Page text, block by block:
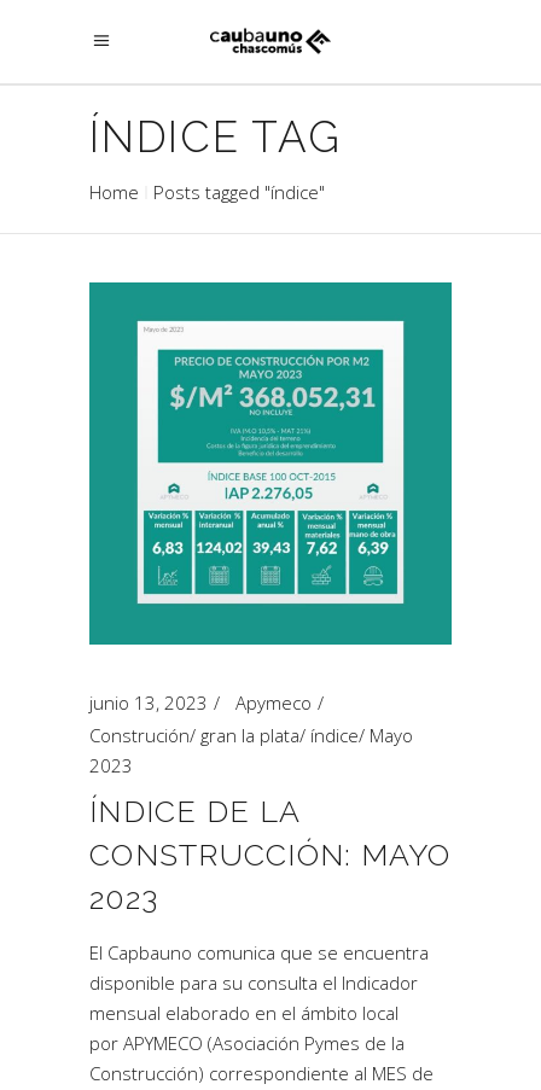
ÍNDICE TAG
Home Posts tagged "índice"
junio 13, 2023
Apymeco
Construción/ gran la plata/ índice/ Mayo
2023
ÍNDICE DE LA
CONSTRUCCIÓN: MAYO
2023
El Capbauno comunica que se encuentra
disponible para su consulta el Indicador
mensual elaborado en el ámbito local
por APYMECO (Asociación Pymes de la
Construcción) correspondiente al MES de